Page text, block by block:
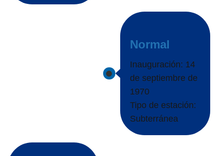
Normal
Inauguración: 14
de septiembre de
1970
Tipo de estación:
Subterránea